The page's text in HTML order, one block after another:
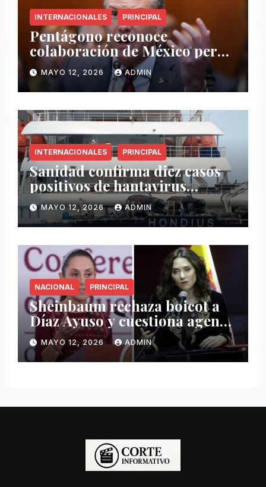
INTERNACIONALES PRINCIPAL
Pentágono reconoce
colaboración de México pero
exige mayor operatividad
antidrogas
MAYO 12, 2026 ADMIN
INTERNACIONALES PRINCIPAL
Sanidad confirma diez casos
positivos de hantavirus
vinculados al crucero MV
Hondius
MAYO 12, 2026 ADMIN
NACIONAL PRINCIPAL
Sheinbaum rechaza boicot a
Díaz Ayuso y cuestiona agenda
de funcionaria española
MAYO 12, 2026 ADMIN